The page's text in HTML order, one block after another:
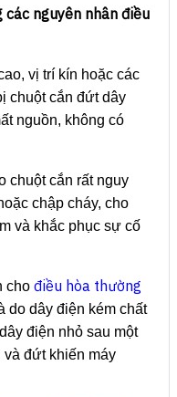
nguyên nhân điều
vị trí kín hoặc các
chuột cắn đứt dây
nguồn, không có
chuột cắn rất nguy
chập cháy, cho
và khắc phục sự cố
cho điều hòa thường
do dây điện kém chất
điện nhỏ sau một
đứt khiến máy